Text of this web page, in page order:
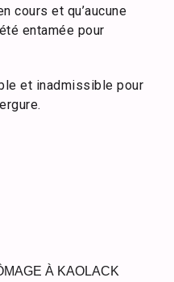
cours et qu’aucune
entamée pour
et inadmissible pour
À KAOLACK